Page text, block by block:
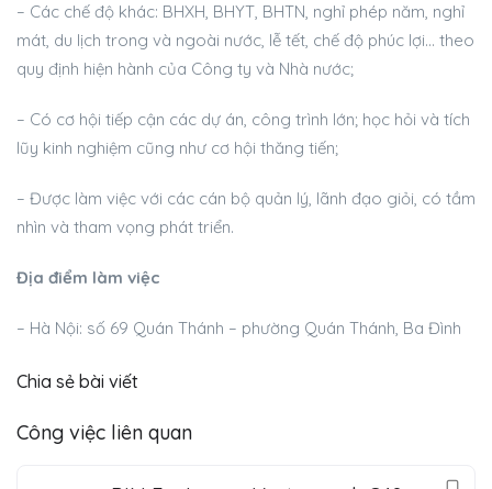
– Các chế độ khác: BHXH, BHYT, BHTN, nghỉ phép năm, nghỉ
mát, du lịch trong và ngoài nước, lễ tết, chế độ phúc lợi… theo
quy định hiện hành của Công ty và Nhà nước;
– Có cơ hội tiếp cận các dự án, công trình lớn; học hỏi và tích
lũy kinh nghiệm cũng như cơ hội thăng tiến;
– Được làm việc với các cán bộ quản lý, lãnh đạo giỏi, có tầm
nhìn và tham vọng phát triển.
Địa điểm làm việc
– Hà Nội: số 69 Quán Thánh – phường Quán Thánh, Ba Đình
Chia sẻ bài viết
Công việc liên quan